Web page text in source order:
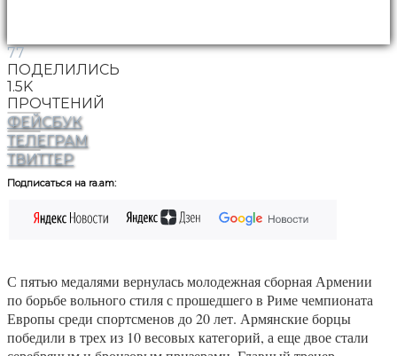
77
ПОДЕЛИЛИСЬ
1.5K
ПРОЧТЕНИЙ
ФЕЙСБУК
ТЕЛЕГРАМ
ТВИТТЕР
Подписаться на ra.am:
С пятью медалями вернулась молодежная сборная Армении
по борьбе вольного стиля с прошедшего в Риме чемпионата
Европы среди спортсменов до 20 лет. Армянские борцы
победили в трех из 10 весовых категорий, а еще двое стали